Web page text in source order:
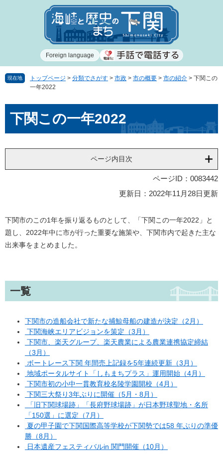
で
ば
Foreign language
現在地 トップページ > 分類でさがす > 市政 > 市の概要 > 市の紹介 > 下関この
一年2022
下関この一年2022
ページ内目次
ページID：0083442
更新日：2022年11月28日更新
下関市のこの1年を振り返るものとして、「下関この一年2022」と
題し、2022年中に市が行った重要な施策や、下関市内で起きた主な
出来事をまとめました。
一覧
下関市の造船会社で新たな捕鯨母船の建造が決定（2月）
下関海峡エリアビジョンを策定（3月）
下関市、楽天グループ、楽天農業による農業連携協定締結
（3月）
ボートレース下関 年間売上記録を5年連続更新（3月）
地域ポータルサイト「しもまちプラス」運用開始（4月）
下関市初の小中一貫教育校名陵学園開校（4月）
下関三大祭り3年ぶりに開催（5月・8月）
「旧下関球場跡」「長府野球場跡」が日本野球聖地・名所
「150選」に選定（7月）
夏の甲子園で下関国際高等学校が下関勢では58 年ぶりの準優
勝（8月）
日本遺産フェスティバルin 関門開催（10月）